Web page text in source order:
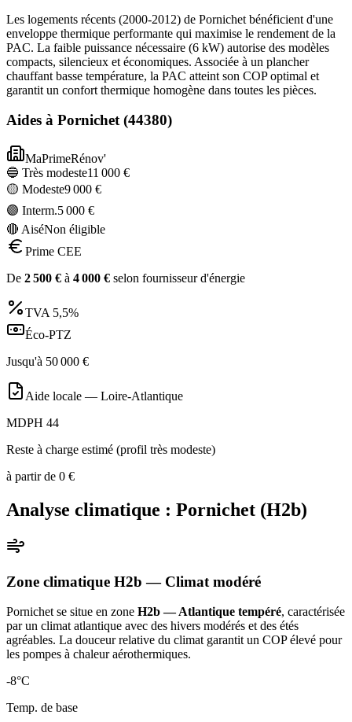
Les logements récents (2000-2012) de Pornichet bénéficient d'une
enveloppe thermique performante qui maximise le rendement de la
PAC. La faible puissance nécessaire (6 kW) autorise des modèles
compacts, silencieux et économiques. Associée à un plancher
chauffant basse température, la PAC atteint son COP optimal et
garantit un confort thermique homogène dans toutes les pièces.
Aides à Pornichet(44380)
MaPrimeRénov'
🔵 Très modeste11 000 €
🟡 Modeste9 000 €
🟣 Interm.5 000 €
🔴 AiséNon éligible
Prime CEE
De 2 500 € à 4 000 € selon fournisseur d'énergie
TVA 5,5%
Éco-PTZ
Jusqu'à 50 000 €
Aide locale — Loire-Atlantique
MDPH 44
Reste à charge estimé (profil très modeste)
à partir de 0 €
Analyse climatique : Pornichet (H2b)
Zone climatique H2b — Climat modéré
Pornichet se situe en zone H2b — Atlantique tempéré, caractérisée
par un climat atlantique avec des hivers modérés et des étés
agréables. La douceur relative du climat garantit un COP élevé pour
les pompes à chaleur aérothermiques.
-8°C
Temp. de base